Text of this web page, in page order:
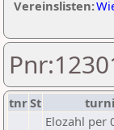
Vereinslisten:
tnrSt
Elozahl per